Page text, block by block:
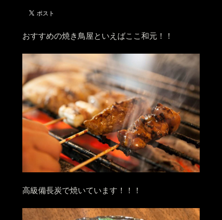
おすすめの焼き鳥屋といえばここ和元！！
高級備長炭で焼いています！！！